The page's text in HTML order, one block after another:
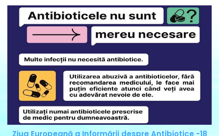
Ziua Europeană a Informării despre Antibiotice -18